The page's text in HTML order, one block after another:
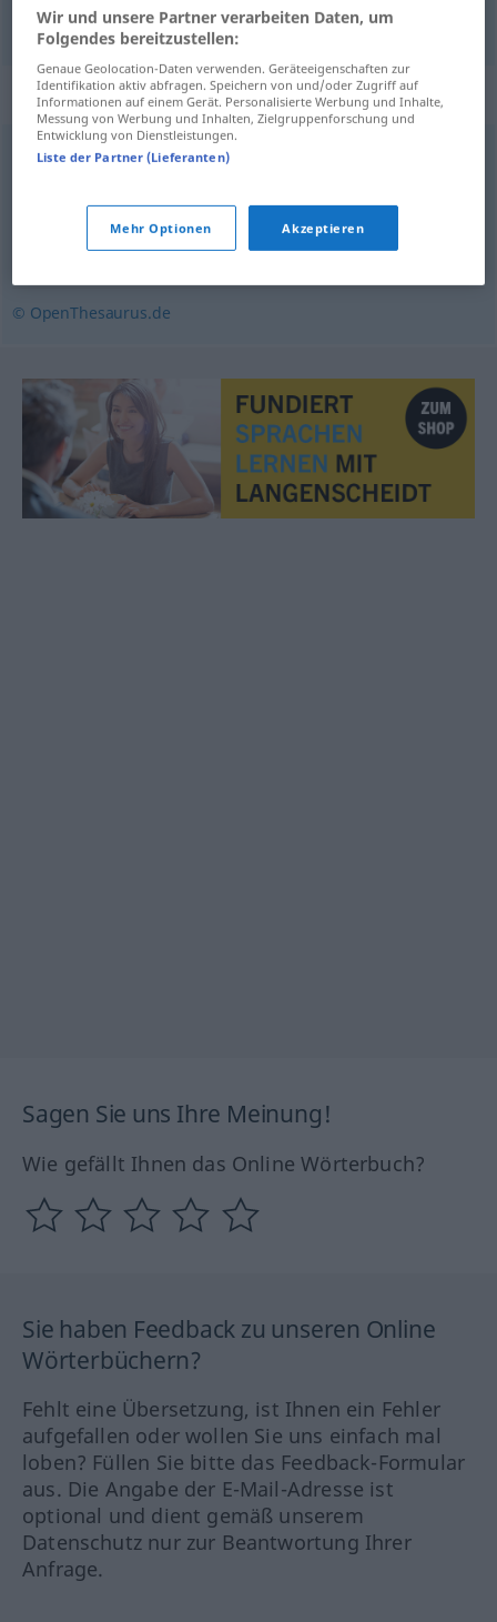
egenartad ,ovanlig,särskild apart ungewöhnlich
Synonyme für "apart"
exotisch, fremdartig,fremd
gewinnend,charmant,reizvoll,
© OpenThesaurus.de
Sagen Sie uns Ihre Meinung!
Wie gefällt Ihnen das Online Wörterbuch?
Sie haben Feedback zu unseren Online
Wörterbüchern?
Fehlt eine Übersetzung, ist Ihnen ein Fehler
aufgefallen oder wollen Sie uns einfach mal
loben? Füllen Sie bitte das Feedback-Formular
aus. Die Angabe der E-Mail-Adresse ist
optional und dient gemäß unserem
Datenschutz nur zur Beantwortung Ihrer
Anfrage.
Wir und unsere Partner verarbeiten Daten, um
Folgendes bereitzustellen:
Genaue Geolocation-Daten verwenden. Geräteeigenschaften zur
Identifikation aktiv abfragen. Speichern von und/oder Zugriff auf
Informationen auf einem Gerät. Personalisierte Werbung und Inhalte,
Messung von Werbung und Inhalten, Zielgruppenforschung und
Entwicklung von Dienstleistungen.
Liste der Partner (Lieferanten)
Mehr Optionen Akzeptieren